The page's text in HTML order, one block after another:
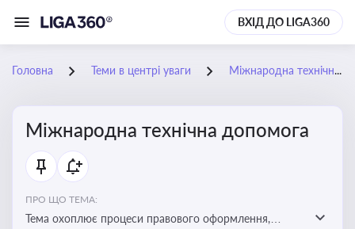
ВХІД ДО LIGA360
Головна Теми в центрі уваги Міжнародна технічна допомога
Міжнародна технічна допомога
ПРО ЩО ТЕМА:
Тема охоплює процеси правового оформлення,